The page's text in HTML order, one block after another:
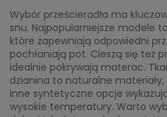
Wybór prześcieradła ma
snu. Najpopularniejsze modele
które zapewniają odpowiedni
pochłaniają pot. Cieszą się też
idealnie pokrywają materac.
dzianina to naturalne
inne syntetyczne opcje
wysokie temperatury. Warto